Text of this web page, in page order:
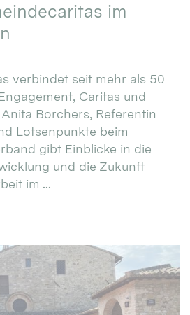
im
verbindet seit mehr als 50
Caritas und
Borchers, Referentin
Lotsenpunkte beim
gibt Einblicke in die
und die Zukunft
im ...